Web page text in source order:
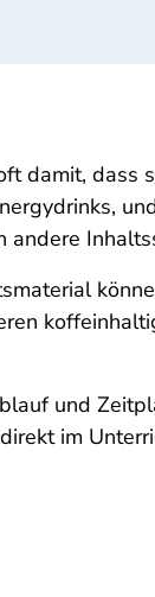
damit, dass
andere
und
im